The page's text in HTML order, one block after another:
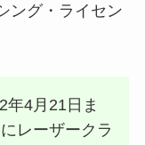
ング・ライセン
年4月21日ま
レーザークラ